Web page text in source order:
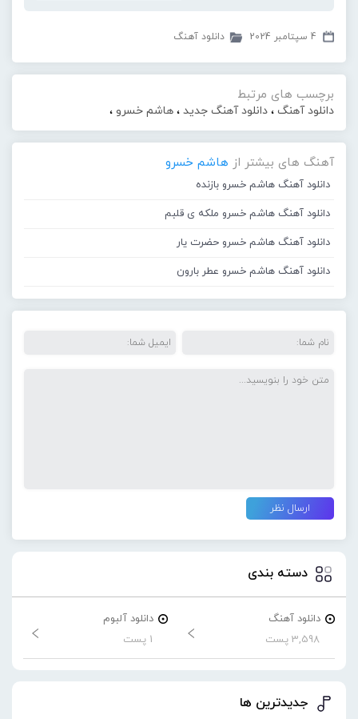
4 سپتامبر 2024 دانلود آهنگ
برچسب های مرتبط
دانلود آهنگ ، دانلود آهنگ جدید ، هاشم خسرو ،
آهنگ های بیشتر از هاشم خسرو
دانلود آهنگ هاشم خسرو بازنده
دانلود آهنگ هاشم خسرو ملکه ی قلبم
دانلود آهنگ هاشم خسرو حضرت یار
دانلود آهنگ هاشم خسرو عطر بارون
دسته بندی
دانلود آهنگ
3,598 پست
دانلود آلبوم
1 پست
جدیدترین ها